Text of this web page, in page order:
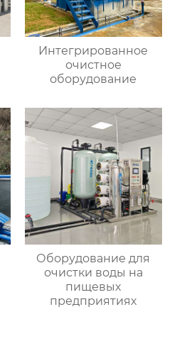
Интегрированное
очистное
оборудование
Оборудование для
очистки воды на
пищевых
предприятиях